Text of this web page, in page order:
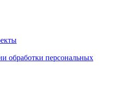
обработки персональных